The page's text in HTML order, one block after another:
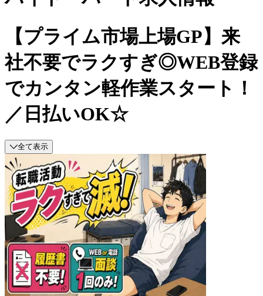
【プライム市場上場GP】来
社不要でラクすぎ◎WEB登録
でカンタン軽作業スタート！
／日払いOK☆
全て表示